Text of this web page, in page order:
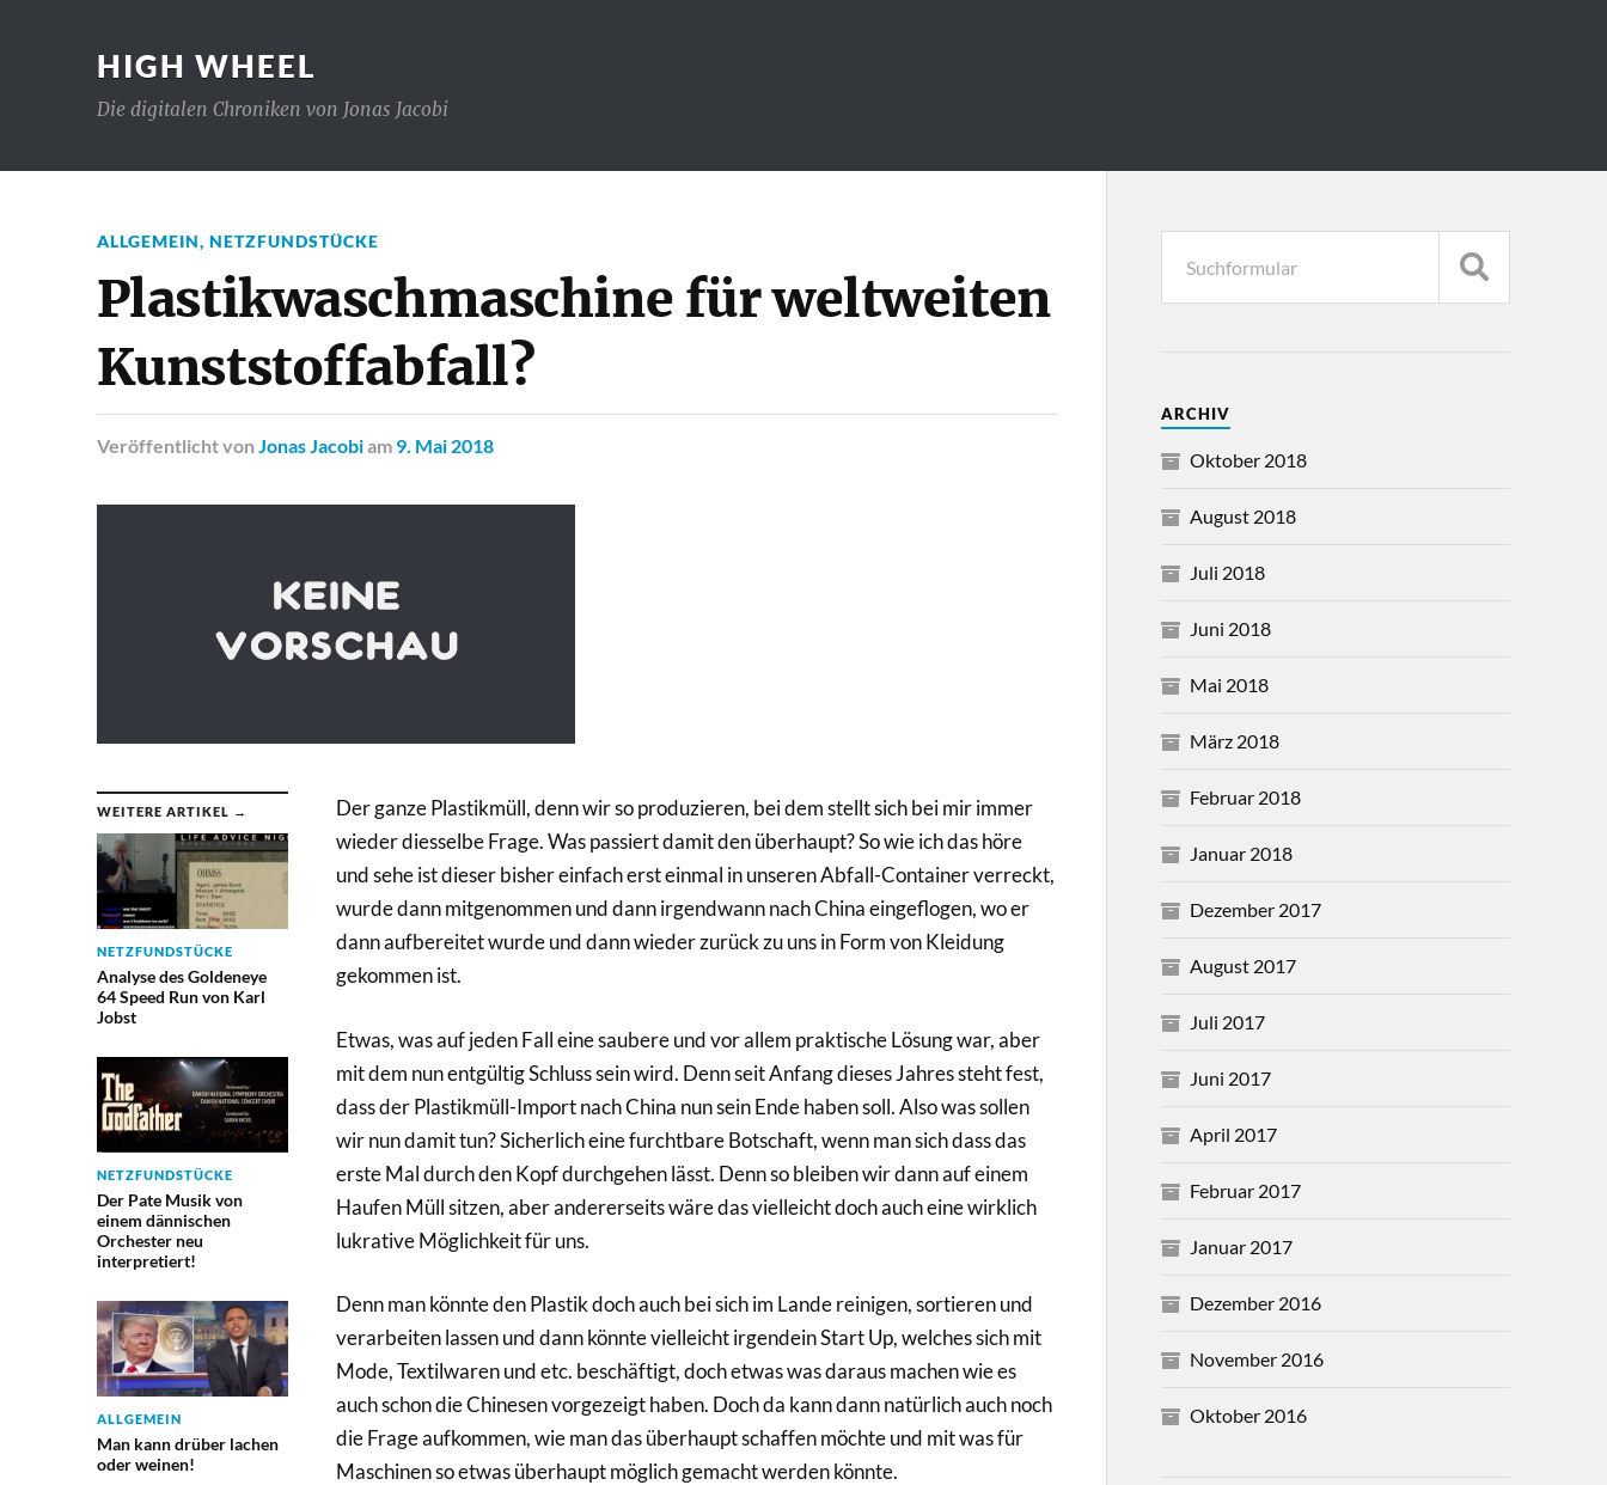
HIGH WHEEL
Die digitalen Chroniken von Jonas Jacobi
ALLGEMEIN, NETZFUNDSTÜCKE
Plastikwaschmaschine für weltweiten
Kunststoffabfall?
Veröffentlichtvon Jonas Jacobiam 9. Mai 2018
WEITERE ARTIKEL →
NETZFUNDSTÜCKE
Analyse des Goldeneye
64 Speed Run von Karl
Jobst
NETZFUNDSTÜCKE
Der Pate Musik von
einem dännischen
Orchester neu
interpretiert!
ALLGEMEIN
Man kann drüber lachen
oder weinen!
Der ganze Plastikmüll, denn wir so produzieren, bei dem stellt sich bei mir immer
wieder diesselbe Frage. Was passiert damit den überhaupt? So wie ich das höre
und sehe ist dieser bisher einfach erst einmal in unseren Abfall-Container verreckt,
wurde dann mitgenommen und dann irgendwann nach China eingeflogen, wo er
dann aufbereitet wurde und dann wieder zurück zu uns in Form von Kleidung
gekommen ist.
Etwas, was auf jeden Fall eine saubere und vor allem praktische Lösung war, aber
mit dem nun entgültig Schluss sein wird. Denn seit Anfang dieses Jahres steht fest,
dass der Plastikmüll-Import nach China nun sein Ende haben soll. Also was sollen
wir nun damit tun? Sicherlich eine furchtbare Botschaft, wenn man sich dass das
erste Mal durch den Kopf durchgehen lässt. Denn so bleiben wir dann auf einem
Haufen Müll sitzen, aber andererseits wäre das vielleicht doch auch eine wirklich
lukrative Möglichkeit für uns.
Denn man könnte den Plastik doch auch bei sich im Lande reinigen, sortieren und
verarbeiten lassen und dann könnte vielleicht irgendein Start Up, welches sich mit
Mode, Textilwaren und etc. beschäftigt, doch etwas was daraus machen wie es
auch schon die Chinesen vorgezeigt haben. Doch da kann dann natürlich auch noch
die Frage aufkommen, wie man das überhaupt schaffen möchte und mit was für
Maschinen so etwas überhaupt möglich gemacht werden könnte.
ARCHIV
Oktober 2018
August 2018
Juli 2018
Juni 2018
Mai 2018
März 2018
Februar 2018
Januar 2018
Dezember 2017
August 2017
Juli 2017
Juni 2017
April 2017
Februar 2017
Januar 2017
Dezember 2016
November 2016
Oktober 2016